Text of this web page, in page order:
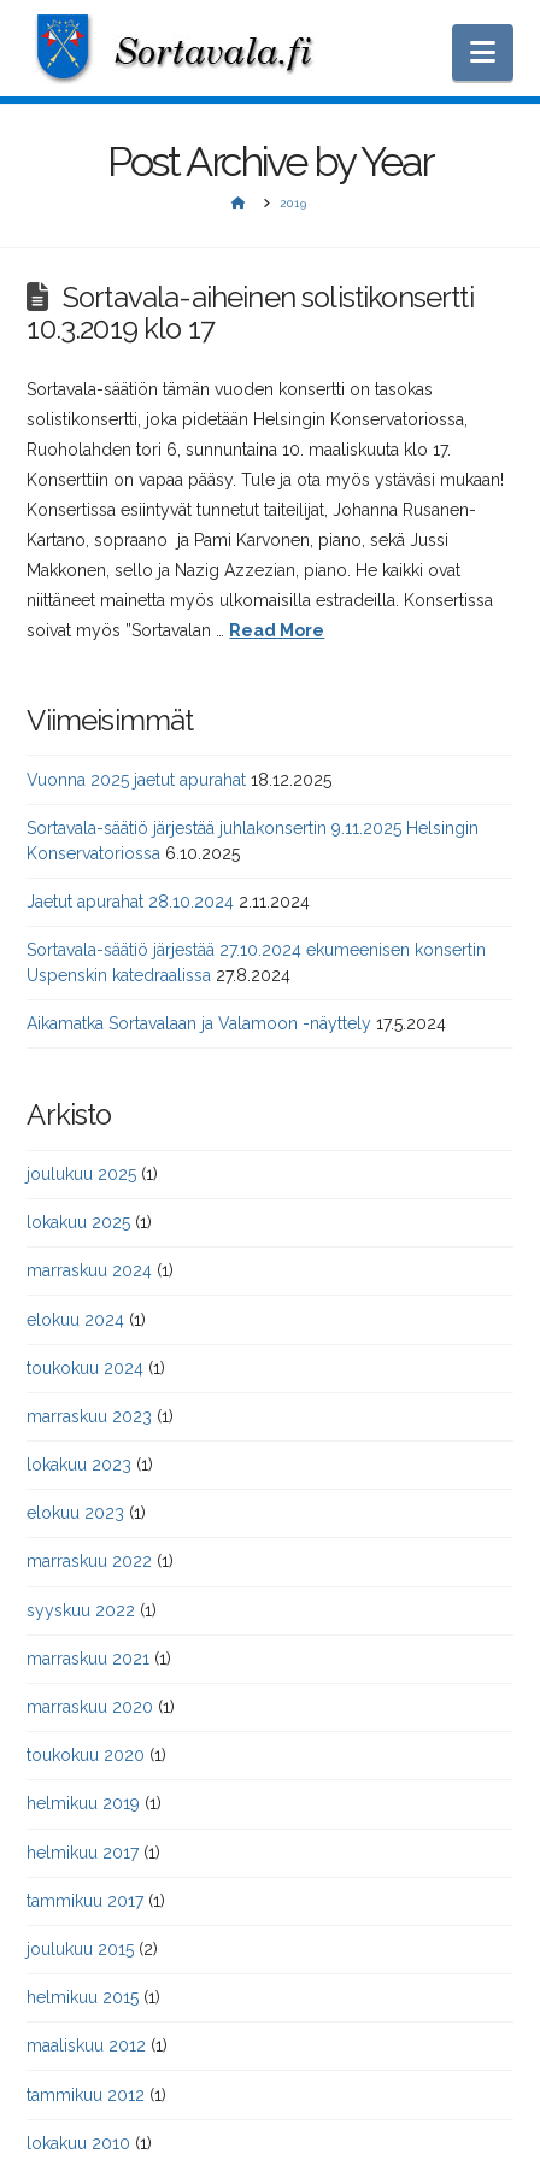
Post Archive by Year
HOME2019
Sortavala-aiheinen solistikonsertti
10.3.2019 klo 17
Sortavala-säätiön tämän vuoden konsertti on tasokas
solistikonsertti, joka pidetään Helsingin Konservatoriossa,
Ruoholahden tori 6, sunnuntaina 10. maaliskuuta klo 17.
Konserttiin on vapaa pääsy. Tule ja ota myös ystäväsi mukaan!
Konsertissa esiintyvät tunnetut taiteilijat, Johanna Rusanen-
Kartano, sopraano ja Pami Karvonen, piano, sekä Jussi
Makkonen, sello ja Nazig Azzezian, piano. He kaikki ovat
niittäneet mainetta myös ulkomaisilla estradeilla. Konsertissa
soivat myös ”Sortavalan …
Read More
Viimeisimmät
Vuonna 2025 jaetut apurahat 18.12.2025
Sortavala-säätiö järjestää juhlakonsertin 9.11.2025 Helsingin
Konservatoriossa 6.10.2025
Jaetut apurahat 28.10.2024 2.11.2024
Sortavala-säätiö järjestää 27.10.2024 ekumeenisen konsertin
Uspenskin katedraalissa 27.8.2024
Aikamatka Sortavalaan ja Valamoon -näyttely 17.5.2024
Arkisto
joulukuu 2025 (1)
lokakuu 2025 (1)
marraskuu 2024 (1)
elokuu 2024 (1)
toukokuu 2024 (1)
marraskuu 2023 (1)
lokakuu 2023 (1)
elokuu 2023 (1)
marraskuu 2022 (1)
syyskuu 2022 (1)
marraskuu 2021 (1)
marraskuu 2020 (1)
toukokuu 2020 (1)
helmikuu 2019 (1)
helmikuu 2017(1)
tammikuu 2017(1)
joulukuu 2015 (2)
helmikuu 2015 (1)
maaliskuu 2012 (1)
tammikuu 2012 (1)
lokakuu 2010 (1)